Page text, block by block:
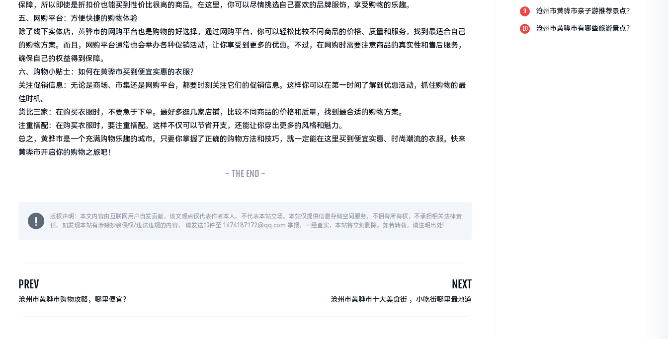
保障，所以即使是折扣价也能买到性价比很高的商品。在这里，你可以尽情挑选自己喜欢的品牌服饰，享受购物的乐趣。
五、网购平台：方便快捷的购物体验
除了线下实体店，黄骅市的网购平台也是购物的好选择。通过网购平台，你可以轻松比较不同商品的价格、质量和服务，找到最适合自己
的购物方案。而且，网购平台通常也会举办各种促销活动，让你享受到更多的优惠。不过，在网购时需要注意商品的真实性和售后服务，
确保自己的权益得到保障。
六、购物小贴士：如何在黄骅市买到便宜实惠的衣服？
关注促销信息：无论是商场、市集还是网购平台，都要时刻关注它们的促销信息。这样你可以在第一时间了解到优惠活动，抓住购物的最
佳时机。
货比三家：在购买衣服时，不要急于下单。最好多逛几家店铺，比较不同商品的价格和质量，找到最合适的购物方案。
注重搭配：在购买衣服时，要注重搭配。这样不仅可以节省开支，还能让你穿出更多的风格和魅力。
总之，黄骅市是一个充满购物乐趣的城市。只要你掌握了正确的购物方法和技巧，就一定能在这里买到便宜实惠、时尚潮流的衣服。快来
黄骅市开启你的购物之旅吧！
- THE END -
版权声明：本文内容由互联网用户自发贡献，该文观点仅代表作者本人。不代表本站立场。本站仅提供信息存储空间服务，不拥有所有权，不承担相关法律责
任。如发现本站有涉嫌抄袭侵权/违法违规的内容， 请发送邮件至 1474187172@qq.com 举报，一经查实，本站将立刻删除。如若转载，请注明出处!
PREV
沧州市黄骅市购物攻略，哪里便宜？
NEXT
沧州市黄骅市十大美食街 ，小吃街哪里最地道
9 沧州市黄骅市亲子游推荐景点？
10 沧州市黄骅市有哪些旅游景点？